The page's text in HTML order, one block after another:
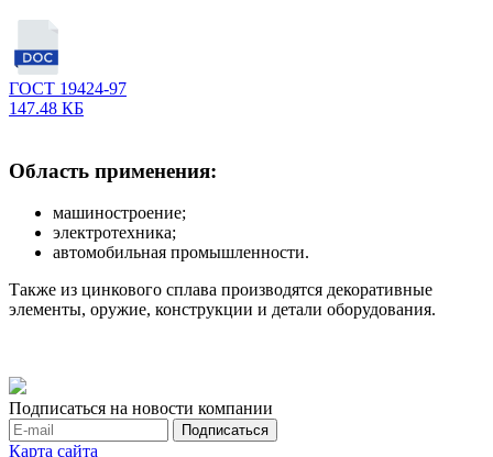
ГОСТ 19424-97
147.48 КБ
Область применения:
машиностроение;
электротехника;
автомобильная промышленности.
Также из цинкового сплава производятся декоративные
элементы, оружие, конструкции и детали оборудования.
Подписаться на новости компании
Карта сайта